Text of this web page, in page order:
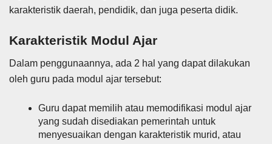
karakteristik daerah, pendidik, dan juga peserta didik.
Karakteristik Modul Ajar
Dalam penggunaannya, ada 2 hal yang dapat dilakukan
oleh guru pada modul ajar tersebut:
Guru dapat memilih atau memodifikasi modul ajar
yang sudah disediakan pemerintah untuk
menyesuaikan dengan karakteristik murid, atau